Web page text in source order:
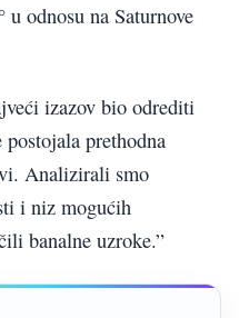
u odnosu na Saturnove
izazov bio odrediti
postojala prethodna
Analizirali smo
i niz mogućih
banalne uzroke.”